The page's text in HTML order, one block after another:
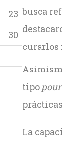
23
30
busca
curarlos
tipo
La